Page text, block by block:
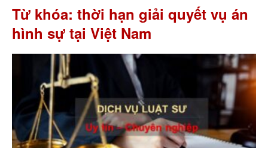
Từ khóa: thời hạn giải quyết vụ án
hình sự tại Việt Nam